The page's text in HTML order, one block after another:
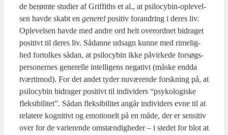
de berøm­te stu­di­er af Grif­fit­hs et al., at psi­lo­cy­bin-ople­vel­
sen hav­de skabt en gene­rel posi­tiv for­an­dring i deres liv.
Ople­vel­sen hav­de med andre ord helt over­ord­net bidra­get
posi­tivt til deres liv. Sådan­ne udsagn kun­ne med rime­lig­
hed for­tol­kes sådan, at psi­lo­cy­bin ikke påvir­ke­de for­søgs­
per­so­ner­nes gene­rel­le intel­li­gens nega­tivt (måske end­da
tvær­ti­mod). For det andet tyder nuvæ­ren­de forsk­ning på, at
psi­lo­cy­bin bidra­ger posi­tivt til indi­vi­ders “psy­ko­lo­gi­ske
flek­si­bi­li­tet”. Sådan flek­si­bi­li­tet angår indi­vi­ders evne til at
rela­te­re kog­ni­tivt og emo­tio­nelt på en måde, der er sen­si­tiv
over for de vari­e­ren­de omstæn­dig­he­der – i ste­det for blot at